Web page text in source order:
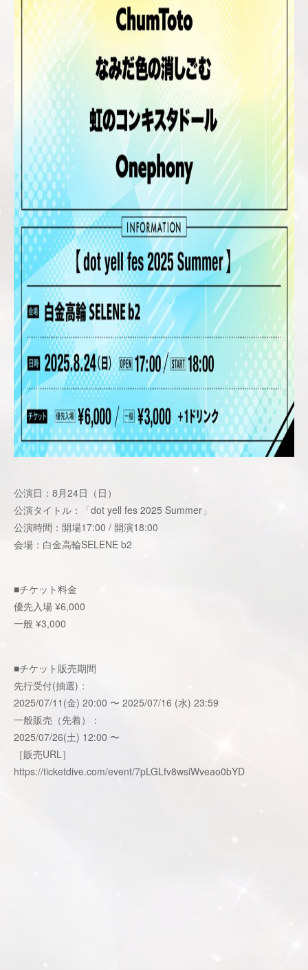
公演日：8月24日（日）
公演タイトル：「dot yell fes 2025 Summer」
公演時間：開場17:00 / 開演18:00
会場：白金高輪SELENE b2
■チケット料金
優先入場 ¥6,000
一般 ¥3,000
■チケット販売期間
先行受付(抽選)：
2025/07/11(金) 20:00 〜 2025/07/16 (水) 23:59
一般販売（先着）：
2025/07/26(土) 12:00 〜
［販売URL］
https://ticketdive.com/event/7pLGLfv8wsiWveao0bYD